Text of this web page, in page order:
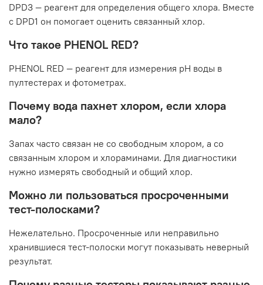
DPD3 — реагент для определения общего хлора. Вместе
с DPD1 он помогает оценить связанный хлор.
Что такое PHENOL RED?
PHENOL RED — реагент для измерения pH воды в
пултестерах и фотометрах.
Почему вода пахнет хлором, если хлора
мало?
Запах часто связан не со свободным хлором, а со
связанным хлором и хлораминами. Для диагностики
нужно измерять свободный и общий хлор.
Можно ли пользоваться просроченными
тест-полосками?
Нежелательно. Просроченные или неправильно
хранившиеся тест-полоски могут показывать неверный
результат.